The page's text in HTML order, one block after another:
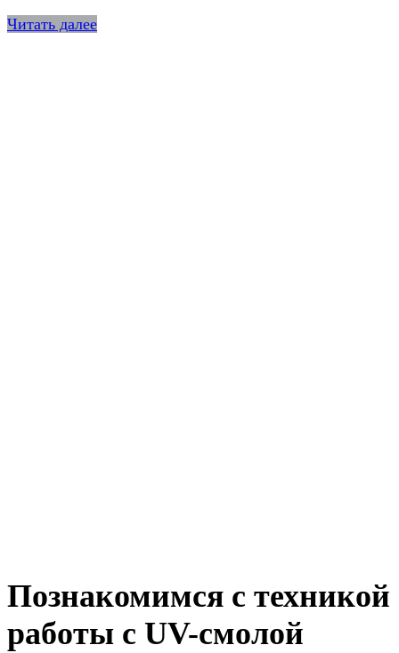
Читать далее
Познакомимся с техникой
работы с UV-смолой